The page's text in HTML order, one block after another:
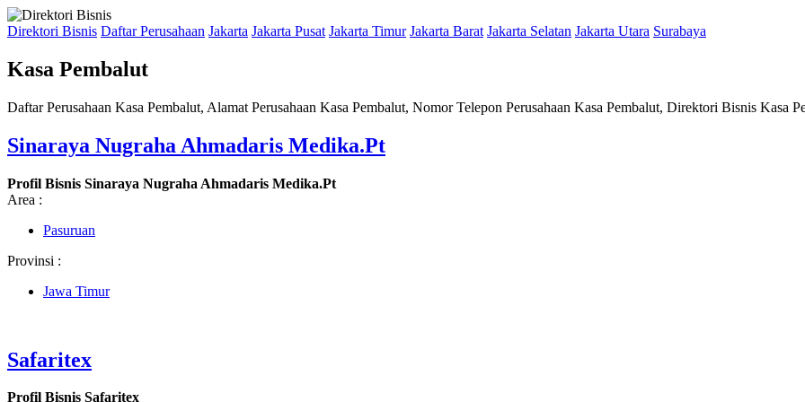
Direktori Bisnis Daftar Perusahaan Jakarta Jakarta Pusat Jakarta Timur Jakarta Barat Jakarta Selatan Jakarta Utara Surabaya
Kasa Pembalut
Daftar Perusahaan Kasa Pembalut, Alamat Perusahaan Kasa Pembalut, Nomor Telepon Perusahaan Kasa Pembalut, Direktori Bisnis Kasa
Sinaraya Nugraha Ahmadaris Medika.Pt
Profil Bisnis Sinaraya Nugraha Ahmadaris Medika.Pt
Area :
Pasuruan
Provinsi :
Jawa Timur
Safaritex
Profil Bisnis Safaritex